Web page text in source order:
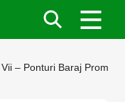
– Ponturi Baraj